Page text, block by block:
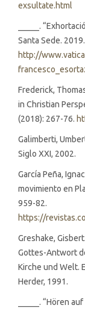
exsultate.html
_____.
Santa Sede. 2019.
http://
Frederick,
in Christian
(2018): 267-76.
Galimberti,
Siglo XXI, 2002.
García Peña,
movimiento en
959-82.
https://
Greshake,
Gottes-Antwort
Kirche und Welt.
Herder, 1991.
_____. “Hören